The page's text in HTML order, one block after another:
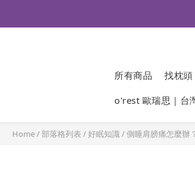
所有商品 找枕頭
o'rest 歐瑞思｜台
Home/部落格列表 / 好眠知識/側睡肩膀痛怎麼辦